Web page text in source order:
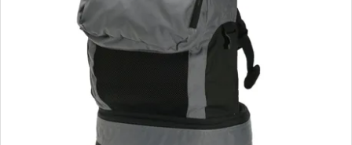
INFORMATIOM
特定商取引法表示
プライバシーポリシー